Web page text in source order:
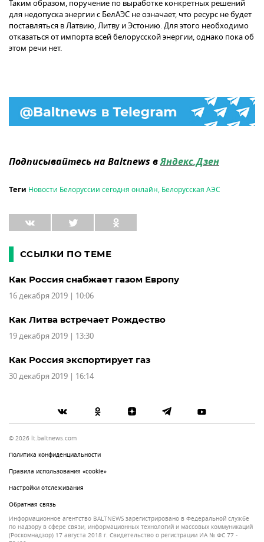
Таким образом, поручение по выработке конкретных решений
для недопуска энергии с БелАЭС не означает, что ресурс не будет
поставляться в Латвию, Литву и Эстонию. Для этого необходимо
отказаться от импорта всей белорусской энергии, однако пока об
этом речи нет.
Подписывайтесь на Baltnews вЯндекс.Дзен
Теги Новости Белоруссии сегодня онлайн, Белорусская АЭС
ССЫЛКИ ПО ТЕМЕ
Как Россия снабжает газом Европу
16 декабря 2019 | 10:06
Как Литва встречает Рождество
19 декабря 2019 | 13:30
Как Россия экспортирует газ
30 декабря 2019 | 16:14
© 2026 lt.baltnews.com
Политика конфиденциальности
Правила использования «cookie»
Настройки отслеживания
Обратная связь
Информационное агентство BALTNEWS зарегистрировано в Федеральной службе
по надзору в сфере связи, информационных технологий и массовых коммуникаций
(Роскомнадзор) 17 августа 2018 г. Свидетельство о регистрации ИА № ФС 77 -